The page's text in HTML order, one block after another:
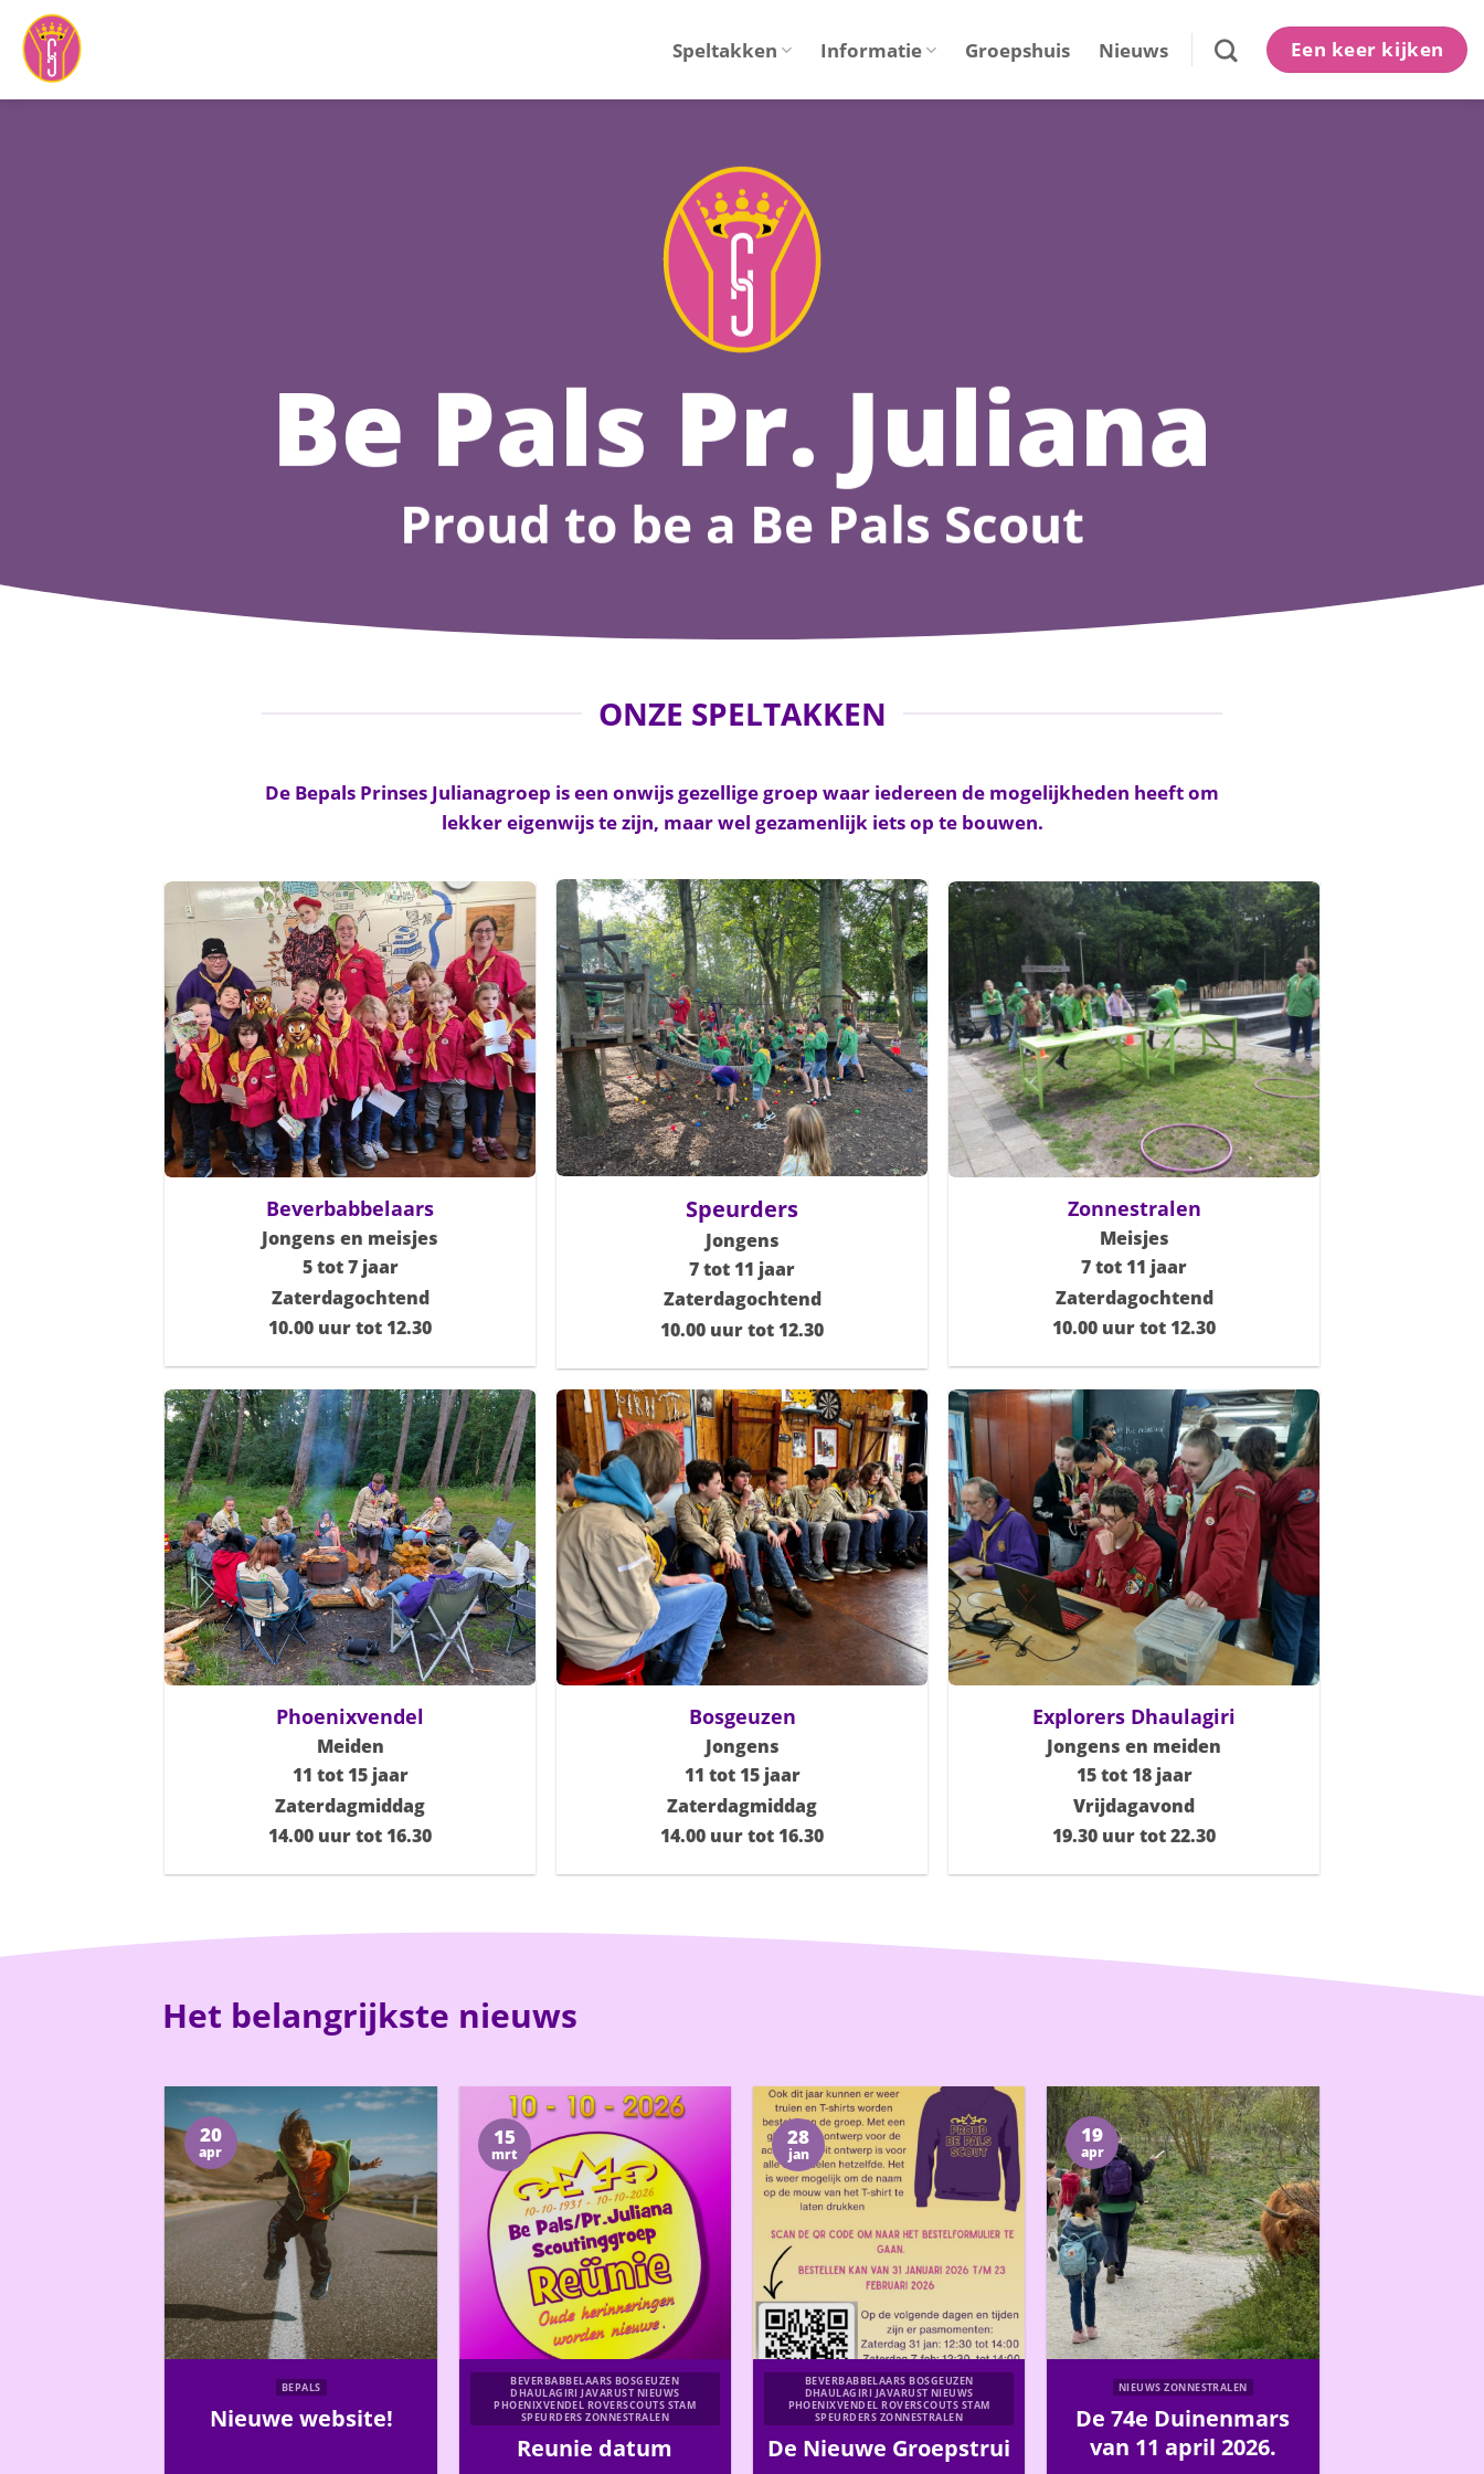
naar
inhoud
Speltakken Informatie Groepshuis Nieuws Een keer kijken
Be Pals Pr. Juliana
Proud to be a Be Pals Scout
ONZE SPELTAKKEN
De Bepals Prinses Julianagroep is een onwijs gezellige groep waar iedereen de mogelijkheden heeft om
lekker eigenwijs te zijn, maar wel gezamenlijk iets op te bouwen.
Beverbabbelaars
Jongens en meisjes
5 tot 7 jaar
Zaterdagochtend
10.00 uur tot 12.30
Speurders
Jongens
7 tot 11 jaar
Zaterdagochtend
10.00 uur tot 12.30
Zonnestralen
Meisjes
7 tot 11 jaar
Zaterdagochtend
10.00 uur tot 12.30
Phoenixvendel
Meiden
11 tot 15 jaar
Zaterdagmiddag
14.00 uur tot 16.30
Bosgeuzen
Jongens
11 tot 15 jaar
Zaterdagmiddag
14.00 uur tot 16.30
Explorers Dhaulagiri
Jongens en meiden
15 tot 18 jaar
Vrijdagavond
19.30 uur tot 22.30
Het belangrijkste nieuws
BEPALS
Nieuwe website!
20
apr
BEVERBABBELAARS BOSGEUZEN
DHAULAGIRI JAVARUST NIEUWS
PHOENIXVENDEL ROVERSCOUTS STAM
SPEURDERS ZONNESTRALEN
Reunie datum
15
mrt
BEVERBABBELAARS BOSGEUZEN
DHAULAGIRI JAVARUST NIEUWS
PHOENIXVENDEL ROVERSCOUTS STAM
SPEURDERS ZONNESTRALEN
De Nieuwe Groepstrui
28
jan
NIEUWS ZONNESTRALEN
De 74e Duinenmars
van 11 april 2026.
19
apr